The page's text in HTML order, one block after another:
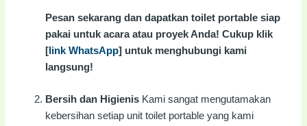
Pesan sekarang dan dapatkan toilet portable siap
pakai untuk acara atau proyek Anda! Cukup klik
[ link WhatsApp] untuk menghubungi kami
langsung!
Bersih dan Higienis Kami sangat mengutamakan
kebersihan setiap unit toilet portable yang kami